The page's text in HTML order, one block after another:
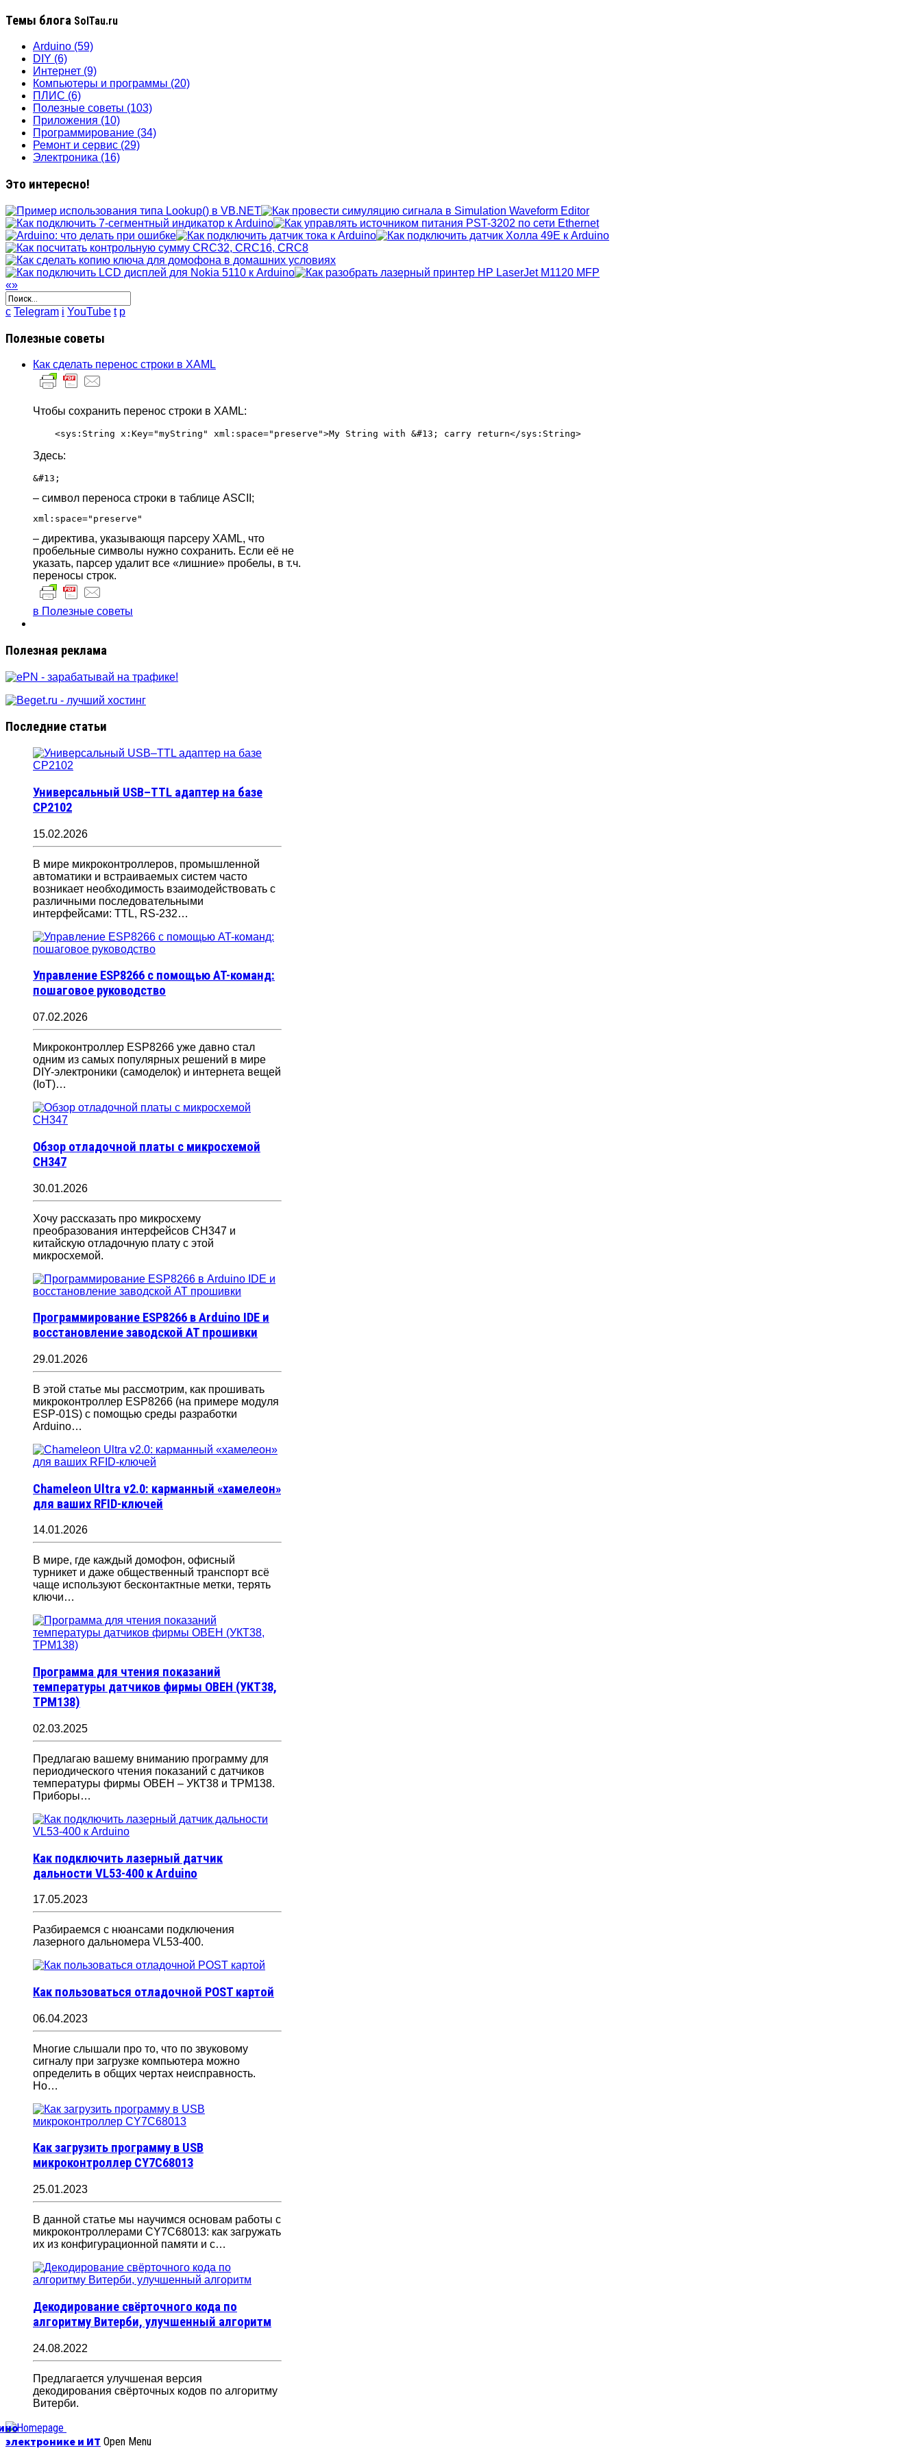
Темы блога SolTau.ru
Arduino (59)
DIY (6)
Интернет (9)
Компьютеры и программы (20)
ПЛИС (6)
Полезные советы (103)
Приложения (10)
Программирование (34)
Ремонт и сервис (29)
Электроника (16)
Это интересно!
«»
c Telegram i YouTube t p
Полезные советы
Как сделать перенос строки в XAML
Чтобы сохранить перенос строки в XAML:
Здесь:
&#13;
– символ переноса строки в таблице ASCII;
xml:space="preserve"
– директива, указывающя парсеру XAML, что
пробельные символы нужно сохранить. Если её не
указать, парсер удалит все «лишние» пробелы, в т.ч.
переносы строк.
в Полезные советы
Полезная реклама
Последние статьи
Универсальный USB–TTL адаптер на базе
CP2102
15.02.2026
В мире микроконтроллеров, промышленной
автоматики и встраиваемых систем часто
возникает необходимость взаимодействовать с
различными последовательными
интерфейсами: TTL, RS-232…
Управление ESP8266 с помощью AT-команд:
пошаговое руководство
07.02.2026
Микроконтроллер ESP8266 уже давно стал
одним из самых популярных решений в мире
DIY-электроники (самоделок) и интернета вещей
(IoT)…
Обзор отладочной платы с микросхемой
CH347
30.01.2026
Хочу рассказать про микросхему
преобразования интерфейсов CH347 и
китайскую отладочную плату с этой
микросхемой.
Программирование ESP8266 в Arduino IDE и
восстановление заводской AT прошивки
29.01.2026
В этой статье мы рассмотрим, как прошивать
микроконтроллер ESP8266 (на примере модуля
ESP-01S) с помощью среды разработки
Arduino…
Chameleon Ultra v2.0: карманный «хамелеон»
для ваших RFID-ключей
14.01.2026
В мире, где каждый домофон, офисный
турникет и даже общественный транспорт всё
чаще используют бесконтактные метки, терять
ключи…
Программа для чтения показаний
температуры датчиков фирмы ОВЕН (УКТ38,
ТРМ138)
02.03.2025
Предлагаю вашему вниманию программу для
периодического чтения показаний с датчиков
температуры фирмы ОВЕН – УКТ38 и ТРМ138.
Приборы…
Как подключить лазерный датчик
дальности VL53-400 к Arduino
17.05.2023
Разбираемся с нюансами подключения
лазерного дальномера VL53-400.
Как пользоваться отладочной POST картой
06.04.2023
Многие слышали про то, что по звуковому
сигналу при загрузке компьютера можно
определить в общих чертах неисправность.
Но…
Как загрузить программу в USB
микроконтроллер CY7C68013
25.01.2023
В данной статье мы научимся основам работы с
микроконтроллерами CY7C68013: как загружать
их из конфигурационной памяти и с…
Декодирование свёрточного кода по
алгоритму Витерби, улучшенный алгоритм
24.08.2022
Предлагается улучшеная версия
декодирования свёрточных кодов по алгоритму
Витерби.
электронике и ИТ Open Menu